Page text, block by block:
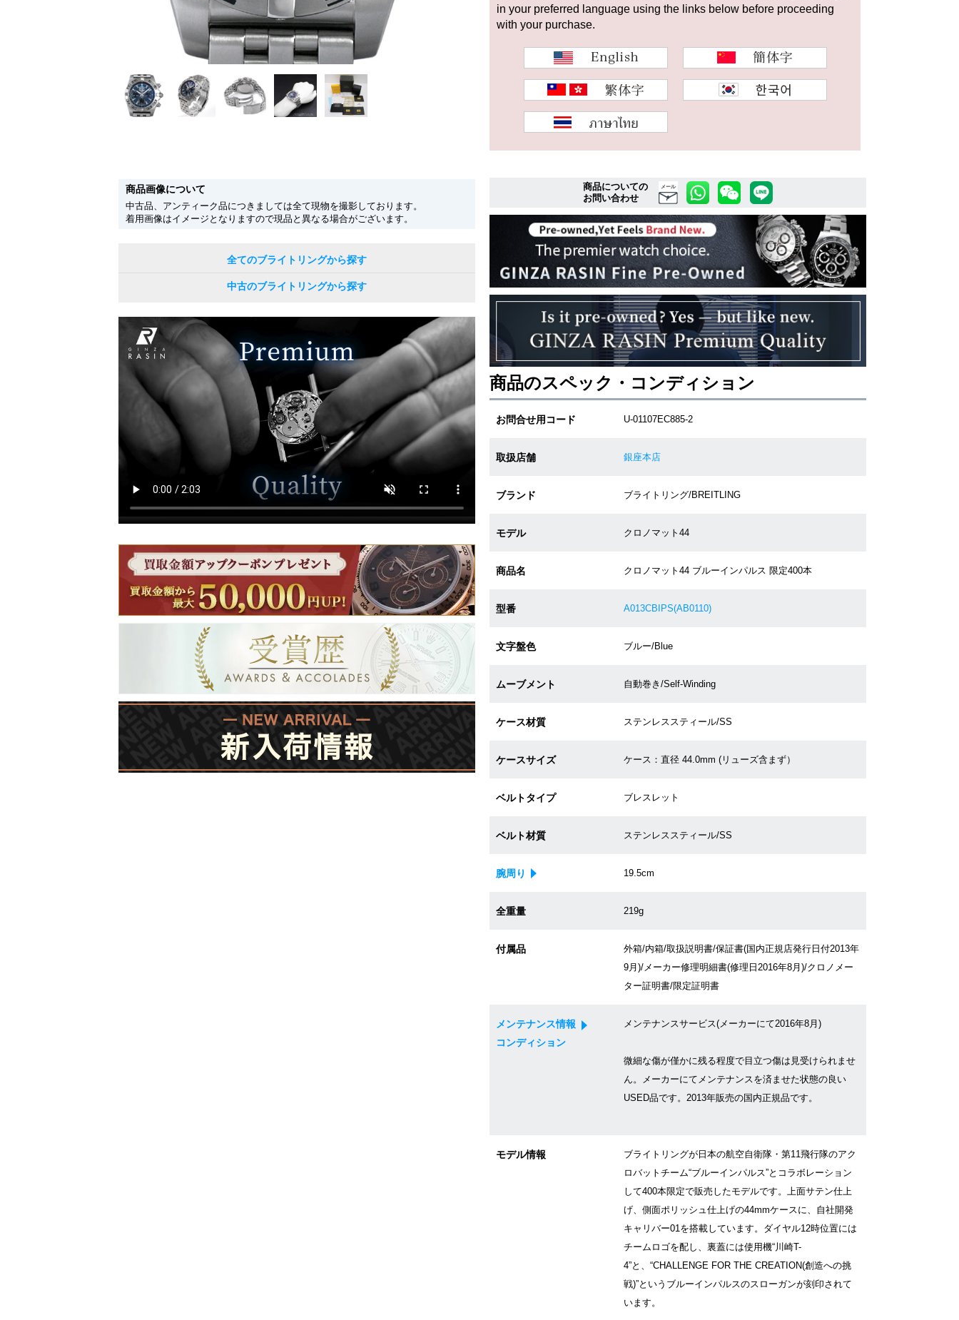
in your preferred language using the links below before proceeding
with your purchase.
商品画像について
中古品、アンティーク品につきましては全て現物を撮影しております。
着用画像はイメージとなりますので現品と異なる場合がございます。
全てのブライトリングから探す
中古のブライトリングから探す
商品についての
お問い合わせ
メール
商品のスペック・コンディション
お問合せ用コード U-01107EC885-2
取扱店舗 銀座本店
ブランド ブライトリング/BREITLING
モデル クロノマット44
商品名 クロノマット44 ブルーインパルス 限定400本
型番 A013CBIPS(AB0110)
文字盤色 ブルー/Blue
ムーブメント 自動巻き/Self-Winding
ケース材質 ステンレススティール/SS
ケースサイズ ケース：直径 44.0mm (リューズ含まず）
ベルトタイプ ブレスレット
ベルト材質 ステンレススティール/SS
腕周り 19.5cm
全重量 219g
付属品
外箱/内箱/取扱説明書/保証書(国内正規店発行日付2013年
9月)/メーカー修理明細書(修理日2016年8月)/クロノメー
ター証明書/限定証明書
メンテナンス情報
コンディション
メンテナンスサービス(メーカーにて2016年8月)
微細な傷が僅かに残る程度で目立つ傷は見受けられませ
ん。メーカーにてメンテナンスを済ませた状態の良い
USED品です。2013年販売の国内正規品です。
モデル情報
ブライトリングが日本の航空自衛隊・第11飛行隊のアク
ロバットチーム“ブルーインパルス”とコラボレーション
して400本限定で販売したモデルです。上面サテン仕上
げ、側面ポリッシュ仕上げの44mmケースに、自社開発
キャリバー01を搭載しています。ダイヤル12時位置には
チームロゴを配し、裏蓋には使用機“川崎T-
4”と、“CHALLENGE FOR THE CREATION(創造への挑
戦)”というブルーインパルスのスローガンが刻印されて
います。